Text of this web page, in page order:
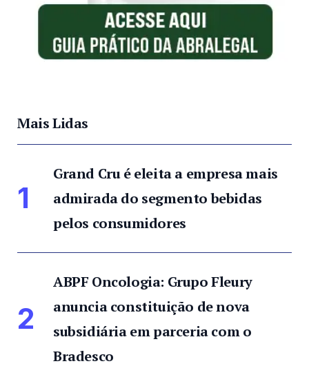
Mais Lidas
1
Grand Cru é eleita a empresa mais
admirada do segmento bebidas
pelos consumidores
2
ABPF Oncologia: Grupo Fleury
anuncia constituição de nova
subsidiária em parceria com o
Bradesco